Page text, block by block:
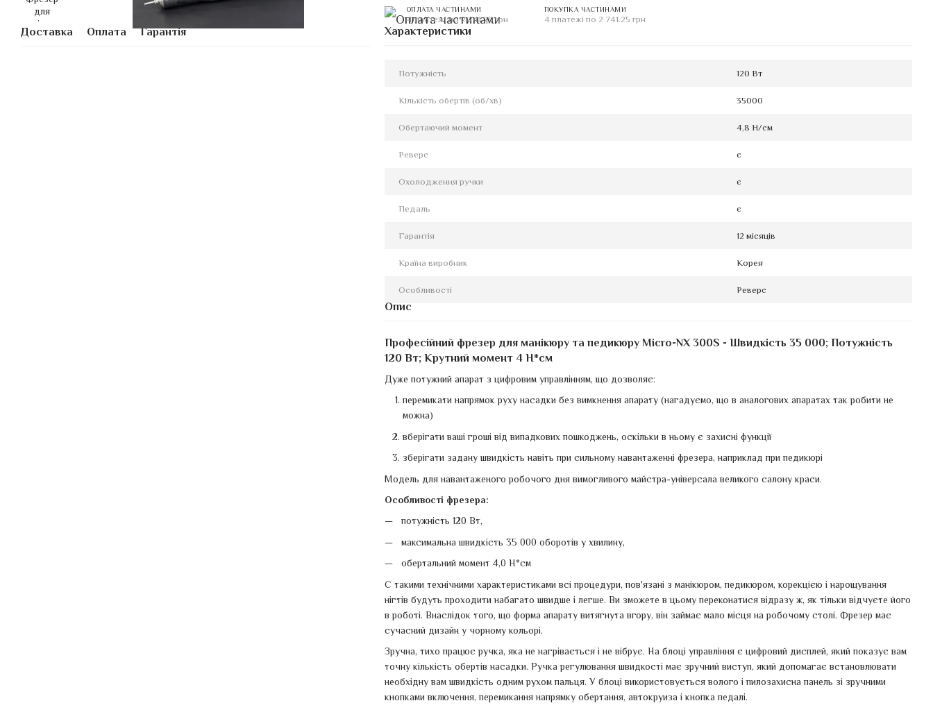
Доставка Оплата Гарантія
ОПЛАТА ЧАСТИНАМИ
4 платежі по 2 741.25 грн
ПОКУПКА ЧАСТИНАМИ
4 платежі по 2 741.25 грн
Характеристики
Потужність 120 Вт
Кількість обертів (об/хв) 35000
Обертаючий момент 4,8 Н/см
Реверс є
Охолодження ручки є
Педаль є
Гарантія 12 місяців
Країна виробник Корея
Особливості Реверс
Опис
Професійний фрезер для манікюру та педикюру Micro-NX 300S - Швидкість 35 000; Потужність
120 Вт; Крутний момент 4 Н*см
Дуже потужний апарат з цифровим управлінням, що дозволяє:
перемикати напрямок руху насадки без вимкнення апарату (нагадуємо, що в аналогових апаратах так робити не
можна)
вберігати ваші гроші від випадкових пошкоджень, оскільки в ньому є захисні функції
зберігати задану швидкість навіть при сильному навантаженні фрезера, наприклад при педикюрі
Модель для навантаженого робочого дня вимогливого майстра-універсала великого салону краси.
Особливості фрезера:
потужність 120 Вт,
максимальна швидкість 35 000 оборотів у хвилину,
обертальний момент 4,0 Н*см
С такими технічними характеристиками всі процедури, пов'язані з манікюром, педикюром, корекцією і нарощування
нігтів будуть проходити набагато швидше і легше. Ви зможете в цьому переконатися відразу ж, як тільки відчуєте його
в роботі. Внаслідок того, що форма апарату витягнута вгору, він займає мало місця на робочому столі. Фрезер має
сучасний дизайн у чорному кольорі.
Зручна, тихо працює ручка, яка не нагрівається і не вібрує. На блоці управління є цифровий дисплей, який показує вам
точну кількість обертів насадки. Ручка регулювання швидкості має зручний виступ, який допомагає встановлювати
необхідну вам швидкість одним рухом пальця. У блоці використовується волого і пилозахисна панель зі зручними
кнопками включення, перемикання напрямку обертання, автокруиза і кнопка педалі.